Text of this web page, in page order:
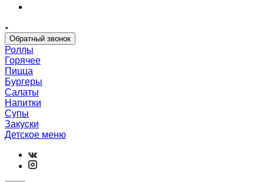
Обратный звонок
Роллы
Горячее
Пицца
Бургеры
Салаты
Напитки
Супы
Закуски
Детское меню